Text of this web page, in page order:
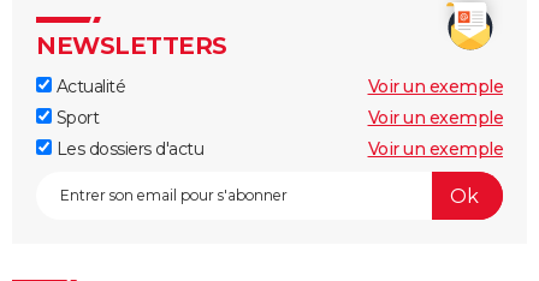
NEWSLETTERS
Actualité
Voir un exemple
Sport
Voir un exemple
Les dossiers d'actu
Voir un exemple